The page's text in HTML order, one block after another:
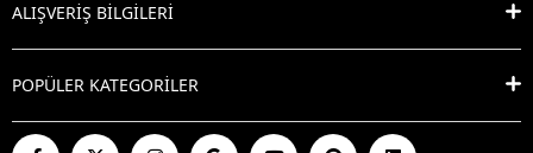
ALIŞVERİŞ BİLGİLERİ
POPÜLER KATEGORİLER